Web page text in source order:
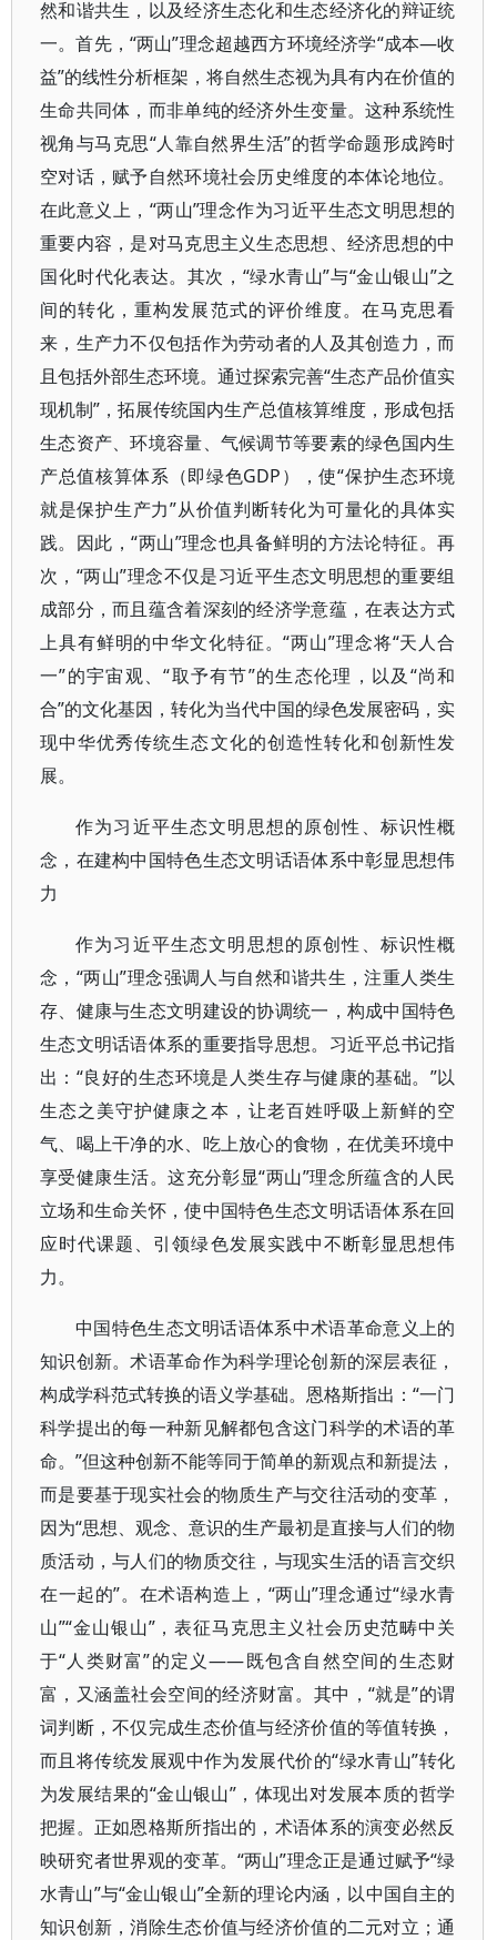
然和谐共生，以及经济生态化和生态经济化的辩证统
一。首先，“两山”理念超越西方环境经济学“成本—收
益”的线性分析框架，将自然生态视为具有内在价值的
生命共同体，而非单纯的经济外生变量。这种系统性
视角与马克思“人靠自然界生活”的哲学命题形成跨时
空对话，赋予自然环境社会历史维度的本体论地位。
在此意义上，“两山”理念作为习近平生态文明思想的
重要内容，是对马克思主义生态思想、经济思想的中
国化时代化表达。其次，“绿水青山”与“金山银山”之
间的转化，重构发展范式的评价维度。在马克思看
来，生产力不仅包括作为劳动者的人及其创造力，而
且包括外部生态环境。通过探索完善“生态产品价值实
现机制”，拓展传统国内生产总值核算维度，形成包括
生态资产、环境容量、气候调节等要素的绿色国内生
产总值核算体系（即绿色GDP），使“保护生态环境
就是保护生产力”从价值判断转化为可量化的具体实
践。因此，“两山”理念也具备鲜明的方法论特征。再
次，“两山”理念不仅是习近平生态文明思想的重要组
成部分，而且蕴含着深刻的经济学意蕴，在表达方式
上具有鲜明的中华文化特征。“两山”理念将“天人合
一”的宇宙观、“取予有节”的生态伦理，以及“尚和
合”的文化基因，转化为当代中国的绿色发展密码，实
现中华优秀传统生态文化的创造性转化和创新性发
展。
作为习近平生态文明思想的原创性、标识性概
念，在建构中国特色生态文明话语体系中彰显思想伟
力
作为习近平生态文明思想的原创性、标识性概
念，“两山”理念强调人与自然和谐共生，注重人类生
存、健康与生态文明建设的协调统一，构成中国特色
生态文明话语体系的重要指导思想。习近平总书记指
出：“良好的生态环境是人类生存与健康的基础。”以
生态之美守护健康之本，让老百姓呼吸上新鲜的空
气、喝上干净的水、吃上放心的食物，在优美环境中
享受健康生活。这充分彰显“两山”理念所蕴含的人民
立场和生命关怀，使中国特色生态文明话语体系在回
应时代课题、引领绿色发展实践中不断彰显思想伟
力。
中国特色生态文明话语体系中术语革命意义上的
知识创新。术语革命作为科学理论创新的深层表征，
构成学科范式转换的语义学基础。恩格斯指出：“一门
科学提出的每一种新见解都包含这门科学的术语的革
命。”但这种创新不能等同于简单的新观点和新提法，
而是要基于现实社会的物质生产与交往活动的变革，
因为“思想、观念、意识的生产最初是直接与人们的物
质活动，与人们的物质交往，与现实生活的语言交织
在一起的”。在术语构造上，“两山”理念通过“绿水青
山”“金山银山”，表征马克思主义社会历史范畴中关
于“人类财富”的定义——既包含自然空间的生态财
富，又涵盖社会空间的经济财富。其中，“就是”的谓
词判断，不仅完成生态价值与经济价值的等值转换，
而且将传统发展观中作为发展代价的“绿水青山”转化
为发展结果的“金山银山”，体现出对发展本质的哲学
把握。正如恩格斯所指出的，术语体系的演变必然反
映研究者世界观的变革。“两山”理念正是通过赋予“绿
水青山”与“金山银山”全新的理论内涵，以中国自主的
知识创新，消除生态价值与经济价值的二元对立；通